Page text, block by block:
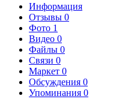
Информация
Отзывы 0
Фото 1
Видео 0
Файлы 0
Связи 0
Маркет 0
Обсуждения 0
Упоминания 0